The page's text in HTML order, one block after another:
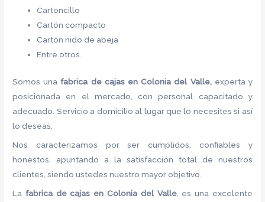
Cartoncillo
Cartón compacto
Cartón nido de abeja
Entre otros.
Somos unafabrica de cajas en Colonia del Valle, experta y
posicionada en el mercado, con personal capacitado y
adecuado. Servicio a domicilio al lugar que lo necesites si así
lo deseas.
Nos caracterizamos por ser cumplidos, confiables y
honestos, apuntando a la satisfacción total de nuestros
clientes, siendo ustedes nuestro mayor objetivo.
La fabrica de cajas en Colonia del Valle, es una excelente